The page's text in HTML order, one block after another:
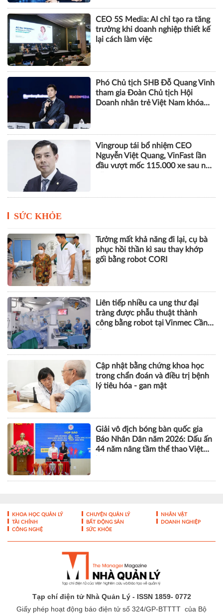
CEO 5S Media: AI chỉ tạo ra tăng
trưởng khi doanh nghiệp thiết kế
lại cách làm việc
Phó Chủ tịch SHB Đỗ Quang Vinh
tham gia Đoàn Chủ tịch Hội
Doanh nhân trẻ Việt Nam khóa
Vingroup tái bổ nhiệm CEO
Nguyễn Việt Quang, VinFast lần
đầu vượt mốc 115.000 xe sau nửa
SỨC KHỎE
Tưởng mất khả năng đi lại, cụ bà
phục hồi thần kì sau thay khớp
gối bằng robot CORI
Liên tiếp nhiều ca ung thư đại
tràng được phẫu thuật thành
công bằng robot tại Vinmec Cần
Cập nhật bằng chứng khoa học
trong chẩn đoán và điều trị bệnh
lý tiêu hóa - gan mật
Giải vô địch bóng bàn quốc gia
Báo Nhân Dân năm 2026: Dấu ấn
44 năm nâng tầm thể thao Việt
KHOA HỌC QUẢN LÝ CHUYỆN QUẢN LÝ
NHÂN VẬT
TÀI CHÍNH
BẤT ĐỘNG SẢN
DOANH NGHIỆP
CÔNG NGHỆ
SỨC KHỎE
Tạp chí điện tử Nhà Quản Lý - ISSN 1859- 0772
Giấy phép hoạt động báo điện tử số 324/GP-BTTTT của Bộ